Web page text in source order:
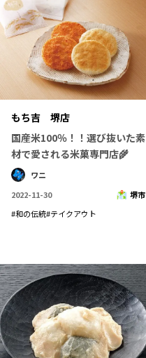
もち吉 堺店
国産米100％！！選び抜いた素
材で愛される米菓専門店🌾
ワニ
2022-11-30
堺市
#和の伝統#テイクアウト